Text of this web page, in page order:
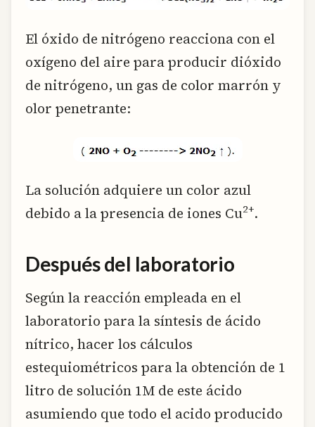
El óxido de nitrógeno reacciona con el
oxígeno del aire para producir dióxido
de nitrógeno, un gas de color marrón y
olor penetrante:
La solución adquiere un color azul
debido a la presencia de iones Cu2+.
Después del laboratorio
Según la reacción empleada en el
laboratorio para la síntesis de ácido
nítrico, hacer los cálculos
estequiométricos para la obtención de 1
litro de solución 1M de este ácido
asumiendo que todo el acido producido